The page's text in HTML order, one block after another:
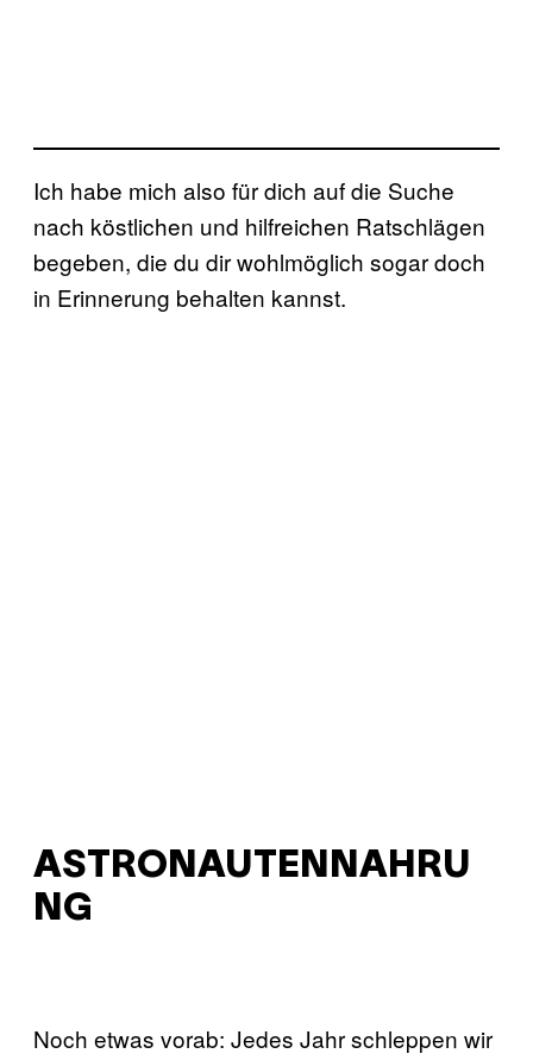
Ich habe mich also für dich auf die Suche
nach köstlichen und hilfreichen Ratschlägen
begeben, die du dir wohlmöglich sogar doch
in Erinnerung behalten kannst.
ASTRONAUTENNAHRU
NG
Noch etwas vorab: Jedes Jahr schleppen wir